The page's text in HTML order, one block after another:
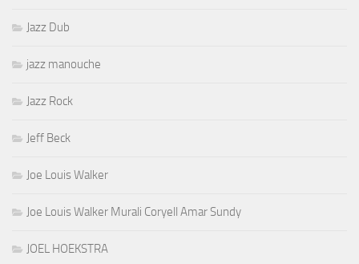
Jazz Dub
jazz manouche
Jazz Rock
Jeff Beck
Joe Louis Walker
Joe Louis Walker Murali Coryell Amar Sundy
JOEL HOEKSTRA